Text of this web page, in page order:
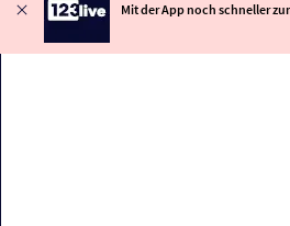
Mit der App noch schneller